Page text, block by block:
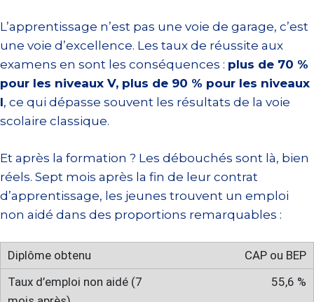
L’apprentissage n’est pas une voie de garage, c’est
une voie d’excellence. Les taux de réussite aux
examens en sont les conséquences : plus de 70 %
pour les niveaux V, plus de 90 % pour les niveaux
I, ce qui dépasse souvent les résultats de la voie
scolaire classique.
Et après la formation ? Les débouchés sont là, bien
réels. Sept mois après la fin de leur contrat
d’apprentissage, les jeunes trouvent un emploi
non aidé dans des proportions remarquables :
CAP ou BEP
55,6 %